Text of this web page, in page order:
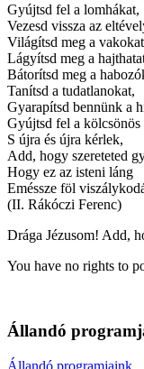
Gyújtsd fel a lomhákat,
Vezesd vissza az
Világítsd meg a
Lágyítsd meg a
Bátorítsd meg a
Tanítsd a tudatlanokat,
Gyarapítsd bennünk a
Gyújtsd fel a kölcsönös
S újra és újra kérlek,
Add, hogy szereteted
Hogy ez az isteni láng
Eméssze föl
(II. Rákóczi Ferenc)
Drága Jézusom! Add,
You have no rights to
Állandó
Állandó programjaink